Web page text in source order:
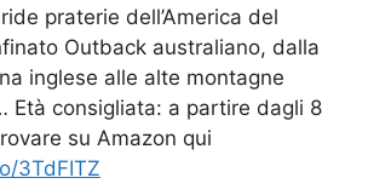
praterie dell’America del
Outback australiano, dalla
inglese alle alte montagne
Età consigliata: a partire dagli 8
su Amazon qui
3TdFITZ